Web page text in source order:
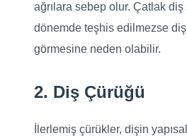
ağrılara sebep olur. Çatlak
dönemde teşhis edilmezse
görmesine neden olabilir.
2. Diş Çürüğü
İlerlemiş çürükler, dişin